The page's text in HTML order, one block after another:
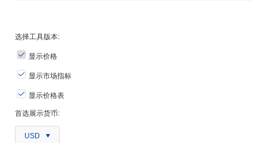
选择工具版本:
显示价格
显示市场指标
显示价格表
首选展示货币:
USD